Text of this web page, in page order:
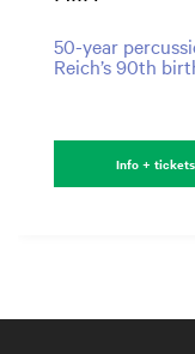
50-year
Reich’s 90th
Info + tickets